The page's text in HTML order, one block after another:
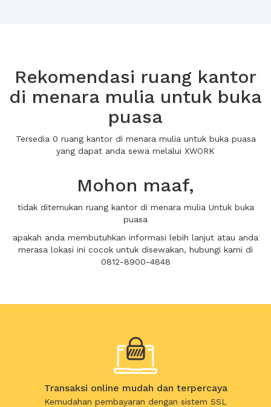
Rekomendasi ruang kantor
di menara mulia untuk buka
puasa
Tersedia 0 ruang kantor di menara mulia untuk buka puasa
yang dapat anda sewa melalui XWORK
Mohon maaf,
tidak ditemukan ruang kantor di menara mulia Untuk buka
puasa
apakah anda membutuhkan informasi lebih lanjut atau anda
merasa lokasi ini cocok untuk disewakan, hubungi kami di
0812-8900-4848
Transaksi online mudah dan terpercaya
Kemudahan pembayaran dengan sistem SSL